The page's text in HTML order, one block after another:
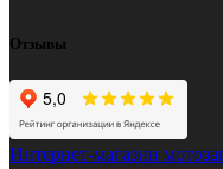
Отзывы
Интернет-магазин